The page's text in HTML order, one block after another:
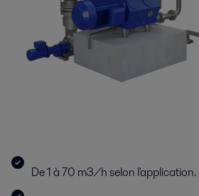
De 1 à 70 m3/h selon l'application.